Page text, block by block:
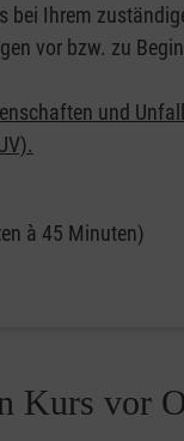
bei Ihrem
vor bzw. zu
und
à 45 Minuten)
Kurs vor